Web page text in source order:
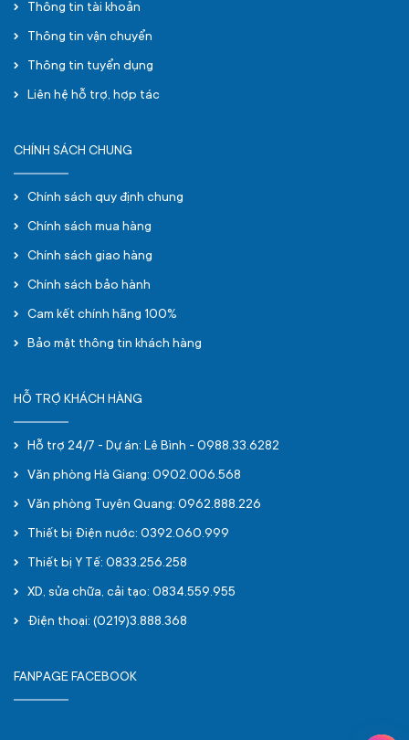
Thông tin tài khoản
Thông tin vận chuyển
Thông tin tuyển dụng
Liên hệ hỗ trợ, hợp tác
CHÍNH SÁCH CHUNG
Chính sách quy định chung
Chính sách mua hàng
Chính sách giao hàng
Chính sách bảo hành
Cam kết chính hãng 100%
Bảo mật thông tin khách hàng
HỖ TRỢ KHÁCH HÀNG
Hỗ trợ 24/7 - Dự án: Lê Bình - 0988.33.6282
Văn phòng Hà Giang: 0902.006.568
Văn phòng Tuyên Quang: 0962.888.226
Thiết bị Điện nước: 0392.060.999
Thiết bị Y Tế: 0833.256.258
XD, sửa chữa, cải tạo: 0834.559.955
Điện thoại: (0219)3.888.368
FANPAGE FACEBOOK